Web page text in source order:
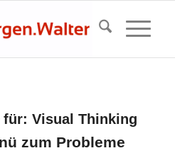
für: Visual Thinking
zum Probleme